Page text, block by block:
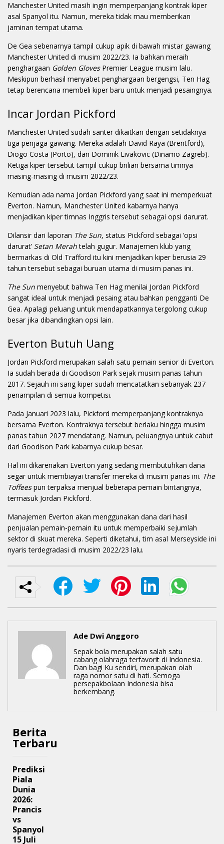
Manchester United masih ingin memperpanjang kontrak kiper
asal Spanyol itu. Namun, mereka tidak mau memberikan
jaminan tempat utama.
De Gea sebenarnya tampil cukup apik di bawah mistar gawang
Manchester United di musim 2022/23. Ia bahkan meraih
penghargaan Golden Gloves Premier League musim lalu.
Meskipun berhasil menyabet penghargaan bergengsi, Ten Hag
tetap berencana membeli kiper baru untuk menjadi pesaingnya.
Incar Jordan Pickford
Manchester United sudah santer dikaitkan dengan setidaknya
tiga penjaga gawang. Mereka adalah David Raya (Brentford),
Diogo Costa (Porto), dan Dominik Livakovic (Dinamo Zagreb).
Ketiga kiper tersebut tampil cukup brilian bersama timnya
masing-masing di musim 2022/23.
Kemudian ada nama Jordan Pickford yang saat ini memperkuat
Everton. Namun, Manchester United kabarnya hanya
menjadikan kiper timnas Inggris tersebut sebagai opsi darurat.
Dilansir dari laporan The Sun, status Pickford sebagai ‘opsi
darurat’ Setan Merahtelah gugur. Manajemen klub yang
bermarkas di Old Trafford itu kini menjadikan kiper berusia 29
tahun tersebut sebagai buruan utama di musim panas ini.
The Sun menyebut bahwa Ten Hag menilai Jordan Pickford
sangat ideal untuk menjadi pesaing atau bahkan pengganti De
Gea. Apalagi peluang untuk mendapatkannya tergolong cukup
besar jika dibandingkan opsi lain.
Everton Butuh Uang
Jordan Pickford merupakan salah satu pemain senior di Everton.
Ia sudah berada di Goodison Park sejak musim panas tahun
2017. Sejauh ini sang kiper sudah mencatatkan sebanyak 237
penampilan di semua kompetisi.
Pada Januari 2023 lalu, Pickford memperpanjang kontraknya
bersama Everton. Kontraknya tersebut berlaku hingga musim
panas tahun 2027 mendatang. Namun, peluangnya untuk cabut
dari Goodison Park kabarnya cukup besar.
Hal ini dikarenakan Everton yang sedang membutuhkan dana
segar untuk membiayai transfer mereka di musim panas ini. The
Toffeespun terpaksa menjual beberapa pemain bintangnya,
termasuk Jordan Pickford.
Manajemen Everton akan menggunakan dana dari hasil
penjualan pemain-pemain itu untuk memperbaiki sejumlah
sektor di skuat mereka. Seperti diketahui, tim asal Merseyside ini
nyaris terdegradasi di musim 2022/23 lalu.
Ade Dwi Anggoro
Sepak bola merupakan salah satu
cabang olahraga terfavorit di Indonesia.
Dan bagi Ku sendiri, merupakan olah
raga nomor satu di hati. Semoga
persepakbolaan Indonesia bisa
berkembang.
Berita
Terbaru
Prediksi
Piala
Dunia
2026:
Prancis
vs
Spanyol
15 Juli